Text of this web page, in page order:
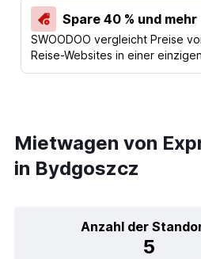
Spare 40 % und mehr
SWOODOO vergleicht Preise
Reise-Websites in einer
Mietwagen von
in Bydgoszcz
Anzahl der
5